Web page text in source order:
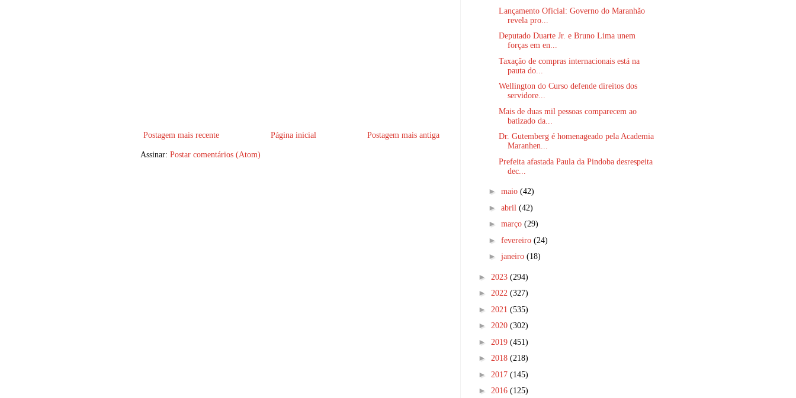
Postagem mais recente Postagem mais antiga
Página inicial
Assinar: Postar comentários (Atom)
Lançamento Oficial: Governo do Maranhão
revela pro...
Deputado Duarte Jr. e Bruno Lima unem
forças em en...
Taxação de compras internacionais está na
pauta do...
Wellington do Curso defende direitos dos
servidore...
Mais de duas mil pessoas comparecem ao
batizado da...
Dr. Gutemberg é homenageado pela Academia
Maranhen...
Prefeita afastada Paula da Pindoba desrespeita
dec...
► maio (42)
► abril (42)
► março (29)
► fevereiro (24)
► janeiro (18)
► 2023 (294)
► 2022 (327)
► 2021 (535)
► 2020 (302)
► 2019 (451)
► 2018 (218)
► 2017 (145)
► 2016 (125)